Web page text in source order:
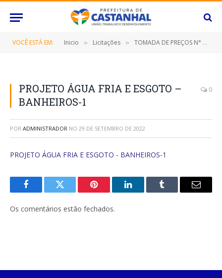
VOCÊ ESTÁ EM: Inicio » Licitações » TOMADA DE PREÇOS N° 027/2022/PMC (Contratação de empresa especializada para reforma e ampliação da sede gourmet do Sindicato Rural deste Município de Castanhal/Pará)
PROJETO ÁGUA FRIA E ESGOTO –
BANHEIROS-1
0
POR ADMINISTRADOR NO 29 DE SETEMBRO DE 2022
PROJETO ÁGUA FRIA E ESGOTO - BANHEIROS-1
FacebookTwitter Pinterest O
Tumblr
E-
Os comentários estão fechados.